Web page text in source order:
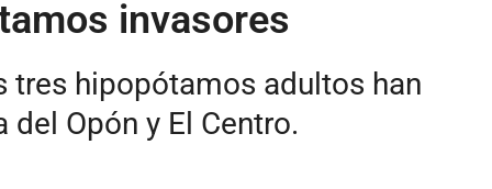
invasores
tres hipopótamos adultos han
Opón y El Centro.